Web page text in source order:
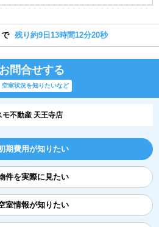
残り約9日13時間12分19秒
問合せする
空室状況を知りたいなど
モ不動産 天王寺店
期費用が知りたい
件を実際に見たい
室情報が知りたい